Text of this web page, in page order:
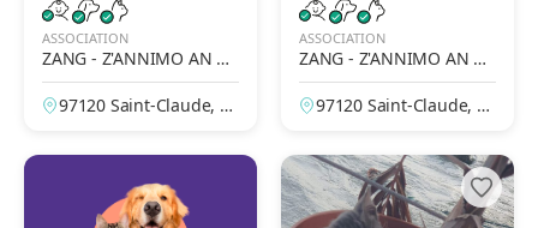
ASSOCIATION
ZANG - Z'ANNIMO AN N
OU GWADLOUP'
97120 Saint-Claude, G
ASSOCIATION
ZANG - Z'ANNIMO AN N
OU GWADLOUP'
97120 Saint-Claude, G